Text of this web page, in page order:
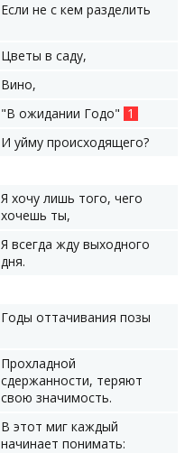
Если не с кем разделить
Цветы в саду,
Вино,
"В ожидании Годо" 1
И уйму происходящего?
Я хочу лишь того, чего
хочешь ты,
Я всегда жду выходного
дня.
Годы оттачивания позы
Прохладной
сдержанности, теряют
свою значимость.
В этот миг каждый
начинает понимать: